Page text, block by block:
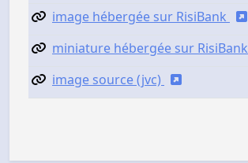
image hébergée sur RisiBank
miniature hébergée sur RisiBank
image source (jvc)